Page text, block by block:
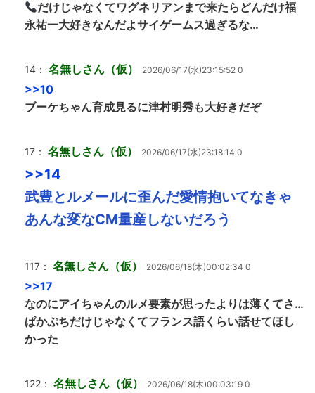
だけじゃなくてワグネリアンまで来たらどんだけ福
永祐一大好きなんだよサイゲームス過ぎるな…
14： 名無しさん（仮） 2026/06/17(水)23:15:52 0
>>10
ブーケちゃん育成見るに津村明秀も大好きだぞ
17： 名無しさん（仮） 2026/06/17(水)23:18:14 0
>>14
武豊とルメールに歪んだ愛情抱いてなきゃ
あんな変なCM量産しないだろう
117： 名無しさん（仮） 2026/06/18(木)00:02:34 0
>>17
なのにアイちゃんのルメ要素が思ったよりは薄くてさ…
ぱかぷちだけじゃなくてフランス語くらい話せてほし
かった
122： 名無しさん（仮） 2026/06/18(木)00:03:19 0